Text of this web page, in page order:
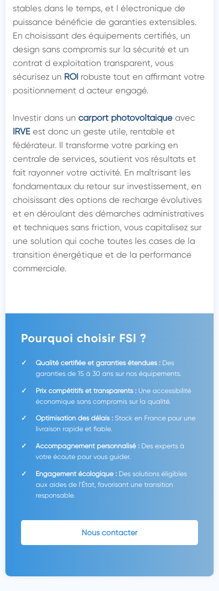
stables dans le temps, et l électronique de
puissance bénéficie de garanties extensibles.
En choisissant des équipements certifiés, un
design sans compromis sur la sécurité et un
contrat d exploitation transparent, vous
sécurisez un ROI robuste tout en affirmant votre
positionnement d acteur engagé.
Investir dans un carport photovoltaique
IRVE est donc un geste utile, rentable et
fédérateur. Il transforme votre parking en
centrale de services, soutient vos résultats et
fait rayonner votre activité. En maîtrisant les
fondamentaux du retour sur investissement, en
choisissant des options de recharge évolutives
et en déroulant des démarches administratives
et techniques sans friction, vous capitalisez sur
une solution qui coche toutes les cases de la
transition énergétique et de la performance
commerciale.
Pourquoi choisir FSI ?
Qualité certifiée et garanties étendues : Des
garanties de 15 à 30 ans sur nos équipements.
Prix compétitifs et transparents : Une accessibilité
économique sans compromis sur la qualité.
Optimisation des délais : Stock en France pour une
livraison rapide et fiable.
Accompagnement personnalisé : Des experts à
votre écoute pour vous guider.
Engagement écologique : Des solutions éligibles
aux aides de l’État, favorisant une transition
responsable.
Nous contacter